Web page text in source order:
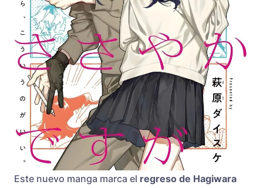
Este nuevo manga marca el regreso de Hagiwara